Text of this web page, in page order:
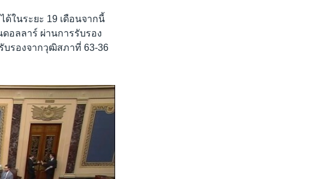
ด้ในระยะ 19 เดือนจากนี้
อลลาร์ ผ่านการรับรอง
บรองจากวุฒิสภาที่ 63-36